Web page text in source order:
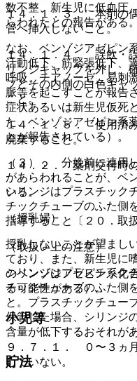
１４．１．３． 本剤の
管へ挿入しないこと。
１４．１．４． 誤飲・
リンジキャップを外し、
プとその内側の白色キャ
こと。
１４．１．５． 使用済
廃棄すること。
１４．２． 薬剤交付時
シリンジはプラスチック
チックチューブのふた側
指導すること〔２０．取
（取扱い上の注意）
シリンジはプラスチック
チックチューブのふた側
と。プラスチックチュー
保管した場合、シリンジ
含量が低下するおそれが
貯法
数不整、新生児に低血圧
らわれたとの報告がある
なお、ベンゾジアゼピン
活動低下、筋緊張低下、
呼吸、チアノーゼ、易刺
脈等を起こすことが報告
症状あるいは新生児仮死
た、ベンゾジアゼピン系
とが報告されている）。
（３）． 分娩前に連用
があらわれることが、ベ
いる。
（授乳婦）
授乳しないことが望まし
ており、また、新生児に
のベンゾジアゼピン系化
る可能性がある）。
小児等
９．７．１． ０〜３ヵ
していない。